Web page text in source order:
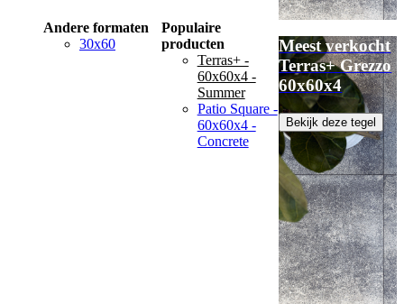
Andere formaten
30x60
Populaire
producten
Terras+ -
60x60x4 -
Summer
Patio Square -
60x60x4 -
Concrete
Meest verkocht
Terras+ Grezzo
60x60x4
Bekijk deze tegel